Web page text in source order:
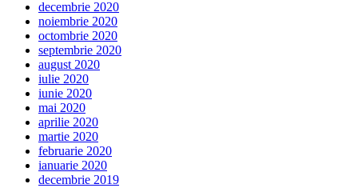
decembrie 2020
noiembrie 2020
octombrie 2020
septembrie 2020
august 2020
iulie 2020
iunie 2020
mai 2020
aprilie 2020
martie 2020
februarie 2020
ianuarie 2020
decembrie 2019